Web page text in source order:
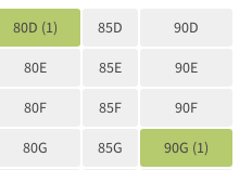
80D (1) 85D 90D
80E 85E 90E
80F 85F 90F
80G 85G 90G (1)